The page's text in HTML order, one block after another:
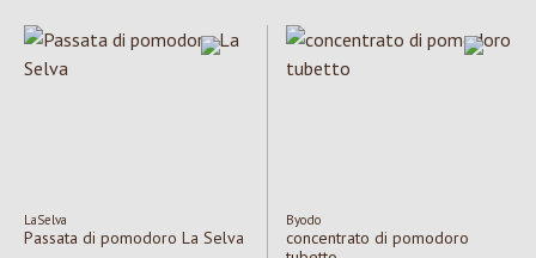
LaSelva
Passata di pomodoro La Selva
Byodo
concentrato di pomodoro